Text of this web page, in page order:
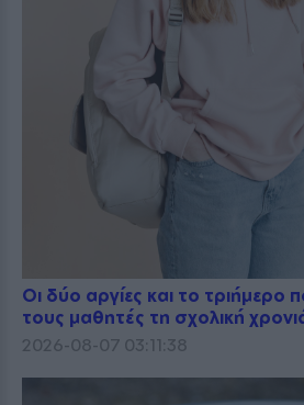
Οι δύο αργίες και το τριήμερο
τους μαθητές τη σχολική
2026-08-07 03:11:38